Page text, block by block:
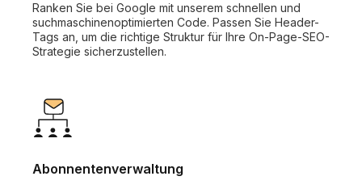
Ranken Sie bei Google mit unserem schnellen und
suchmaschinenoptimierten Code. Passen Sie Header-
Tags an, um die richtige Struktur für Ihre On-Page-SEO-
Strategie sicherzustellen.
Abonnentenverwaltung